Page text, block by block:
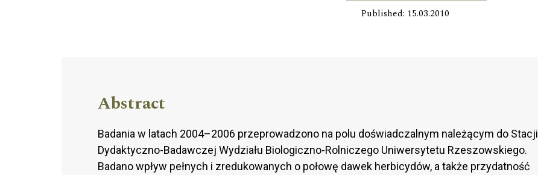
Published: 15.03.2010
Abstract
Badania w latach 2004–2006 przeprowadzono na polu doświadczalnym należącym do Stacji
Dydaktyczno-Badawczej Wydziału Biologiczno-Rolniczego Uniwersytetu Rzeszowskiego.
Badano wpływ pełnych i zredukowanych o połowę dawek herbicydów, a także przydatność